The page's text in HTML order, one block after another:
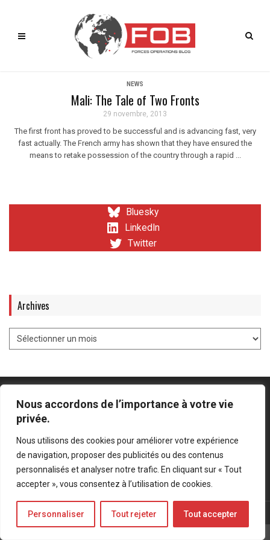
Nous accordons de l’importance à votre vie
privée.
Nous utilisons des cookies pour améliorer votre expérience
de navigation, proposer des publicités ou des contenus
personnalisés et analyser notre trafic. En cliquant sur « Tout
accepter », vous consentez à l’utilisation de cookies.
Personnaliser Tout rejeter Tout accepter
NEWS
Mali: The Tale of Two Fronts
29 novembre, 2013
The first front has proved to be successful and is advancing fast, very
fast actually. The French army has shown that they have ensured the
means to retake possession of the country through a rapid ...
Bluesky
LinkedIn
Twitter
Archives
Bluesky
LinkedIn
Twitter
© Forces Operations Blog - 2022